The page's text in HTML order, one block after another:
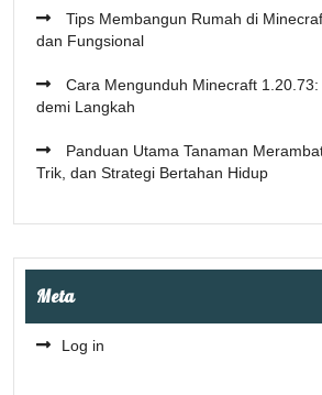
Tips Membangun Rumah di
dan Fungsional
Cara Mengunduh Minecraft
demi Langkah
Panduan Utama Tanaman
Trik, dan Strategi Bertahan Hidup
Meta
Log in